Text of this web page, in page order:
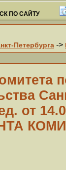
ПО САЙТУ
Петербурга ->
от